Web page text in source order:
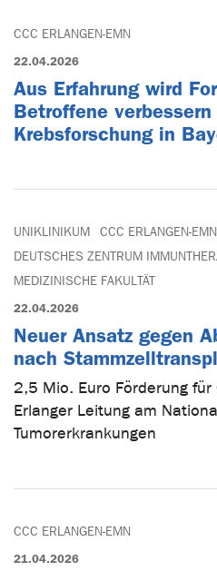
CCC ERLANGEN-EMN
22.04.2026
Aus Erfahrung wird
Betroffene
Krebsforschung in
UNIKLINIKUM
CCC ERLANGEN-EMN
DEUTSCHES ZENTRUM
MEDIZINISCHE FAKULTÄT
22.04.2026
Neuer Ansatz gegen
nach
2,5 Mio. Euro Förderung für
Erlanger Leitung am
Tumorerkrankungen
CCC ERLANGEN-EMN
21.04.2026